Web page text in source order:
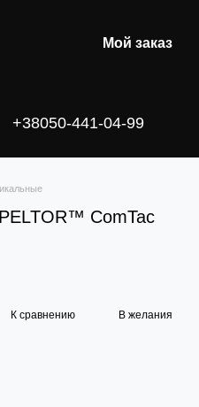
Мой заказ
+38050-441-04-99
ComTac
К сравнению В желания